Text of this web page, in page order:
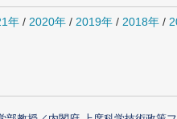
年 / 2020年 / 2019年 / 2018年 /